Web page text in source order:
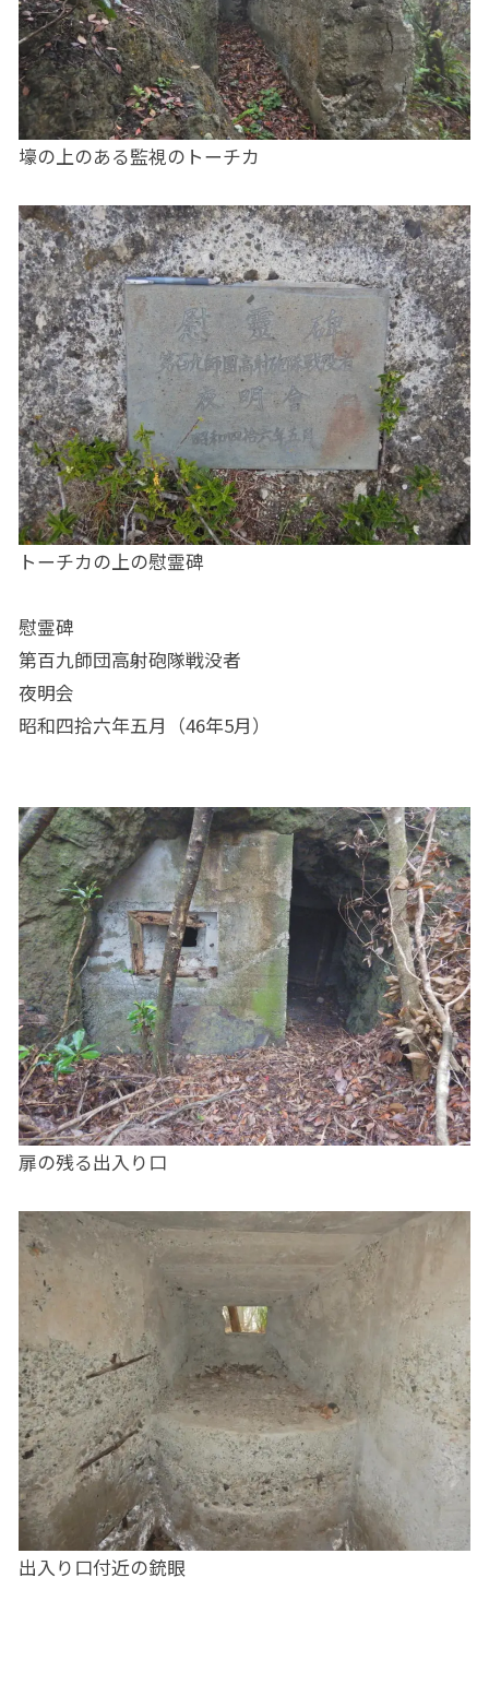
壕の上のある監視のトーチカ
トーチカの上の慰霊碑
慰霊碑
第百九師団高射砲隊戦没者
夜明会
昭和四拾六年五月（46年5月）
扉の残る出入り口
出入り口付近の銃眼